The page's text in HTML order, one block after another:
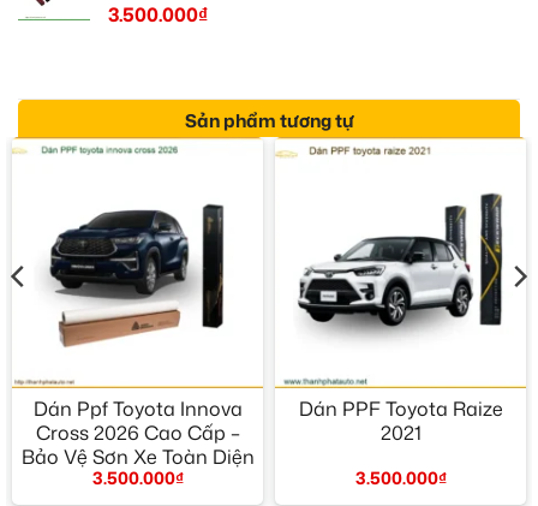
3.500.000₫
Sản phẩm tương tự
Dán Ppf Toyota Innova
Cross 2026 Cao Cấp –
Bảo Vệ Sơn Xe Toàn Diện
3.500.000₫
Dán PPF Toyota Raize
2021
3.500.000₫